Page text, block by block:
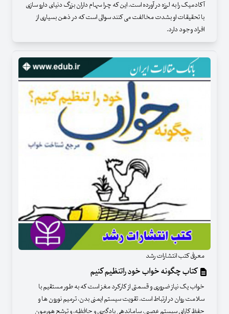
آکادمیک را به لرزه در آورده است. این که چرا سهام داران بزرگ دنیای دارو سازی
با تحقیقات او بشدت مخالفت می کنند سوالی است که در ذهن بسیاری از
افراد وجود دارد.
معرفی کتب انتشارات رشد
کتاب چگونه خواب خود راتنظیم کنیم
خواب یک نیاز ضروری و قسمتی از کارکرد مغز است که به طور مستقیم با
سلامت روان در ارتباط است. تقویت سیستم ایمنی بدن، ترمیم نورون ها و
حفظ کارایی سیستم عصبی، ساماندهی یادگیری و حافظه، و ترشح هورمون